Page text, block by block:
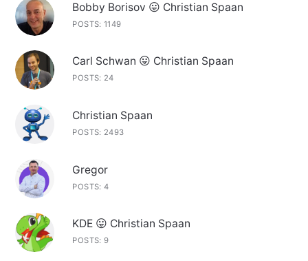
Bobby Borisov 😛 Christian Spaan
POSTS: 1149
Carl Schwan 😛 Christian Spaan
POSTS: 24
Christian Spaan
POSTS: 2493
Gregor
POSTS: 4
KDE 😛 Christian Spaan
POSTS: 9